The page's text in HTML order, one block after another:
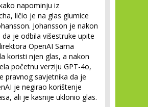
napominju iz
ličio je na glas glumice
Johansson je nakon
je odbila višestruke upite
OpenAI Sama
koristi njen glas, a nakon
početnu verziju GPT-4o,
pravnog savjetnika da je
je negirao korištenje
ali je kasnije uklonio glas.